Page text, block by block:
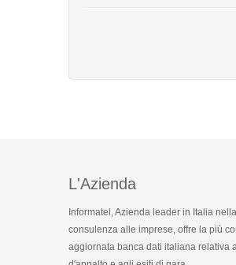
L'Azienda
Informatel, Azienda leader in Italia nella
consulenza alle imprese, offre la più
aggiornata banca dati italiana relativa